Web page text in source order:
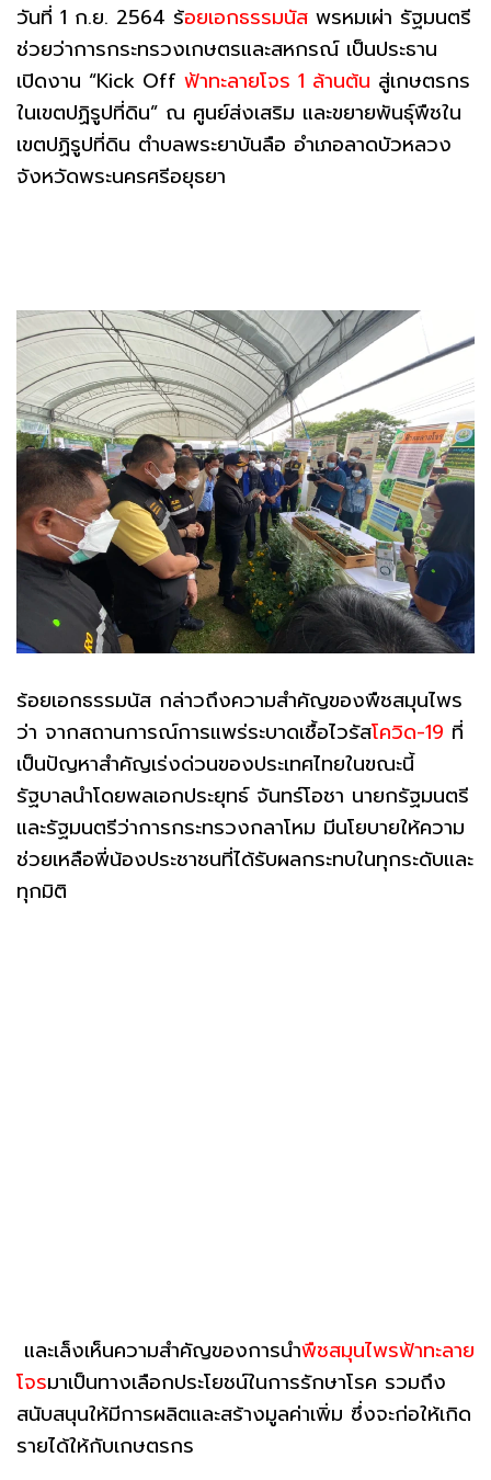
วันที่ 1 ก.ย. 2564 ร้อยเอกธรรมนัส พรหมเผ่า รัฐมนตรี
ช่วยว่าการกระทรวงเกษตรและสหกรณ์ เป็นประธาน
เปิดงาน “Kick Off ฟ้าทะลายโจร 1 ล้านต้น สู่เกษตรกร
ในเขตปฏิรูปที่ดิน” ณ ศูนย์ส่งเสริม และขยายพันธุ์พืชใน
เขตปฏิรูปที่ดิน ตำบลพระยาบันลือ อำเภอลาดบัวหลวง
จังหวัดพระนครศรีอยุธยา
ร้อยเอกธรรมนัส กล่าวถึงความสำคัญของพืชสมุนไพร
ว่า จากสถานการณ์การแพร่ระบาดเชื้อไวรัสโควิด-19 ที่
เป็นปัญหาสำคัญเร่งด่วนของประเทศไทยในขณะนี้
รัฐบาลนำโดยพลเอกประยุทธ์ จันทร์โอชา นายกรัฐมนตรี
และรัฐมนตรีว่าการกระทรวงกลาโหม มีนโยบายให้ความ
ช่วยเหลือพี่น้องประชาชนที่ได้รับผลกระทบในทุกระดับและ
ทุกมิติ
และเล็งเห็นความสำคัญของการนำพืชสมุนไพรฟ้าทะลาย
โจรมาเป็นทางเลือกประโยชน์ในการรักษาโรค รวมถึง
สนับสนุนให้มีการผลิตและสร้างมูลค่าเพิ่ม ซึ่งจะก่อให้เกิด
รายได้ให้กับเกษตรกร